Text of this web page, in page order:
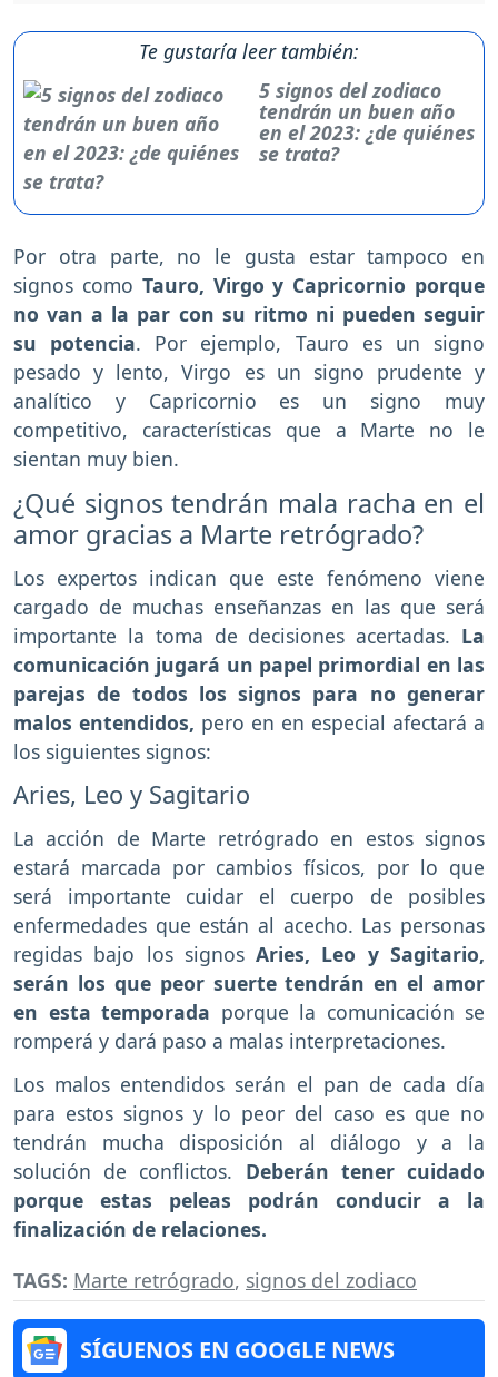
Te gustaría leer también:
5 signos del zodiaco
tendrán un buen año
en el 2023: ¿de quiénes
se trata?
Por otra parte, no le gusta estar tampoco en
signos como Tauro, Virgo y Capricornio porque
no van a la par con su ritmo ni pueden seguir
su potencia. Por ejemplo, Tauro es un signo
pesado y lento, Virgo es un signo prudente y
analítico y Capricornio es un signo muy
competitivo, características que a Marte no le
sientan muy bien.
¿Qué signos tendrán mala racha en el
amor gracias a Marte retrógrado?
Los expertos indican que este fenómeno viene
cargado de muchas enseñanzas en las que será
importante la toma de decisiones acertadas. La
comunicación jugará un papel primordial en las
parejas de todos los signos para no generar
malos entendidos, pero en en especial afectará a
los siguientes signos:
Aries, Leo y Sagitario
La acción de Marte retrógrado en estos signos
estará marcada por cambios físicos, por lo que
será importante cuidar el cuerpo de posibles
enfermedades que están al acecho. Las personas
regidas bajo los signosAries, Leo y Sagitario,
serán los que peor suerte tendrán en el amor
en esta temporada porque la comunicación se
romperá y dará paso a malas interpretaciones.
Los malos entendidos serán el pan de cada día
para estos signos y lo peor del caso es que no
tendrán mucha disposición al diálogo y a la
solución de conflictos. Deberán tener cuidado
porque estas peleas podrán conducir a la
finalización de relaciones.
TAGS: Marte retrógrado, signos del zodiaco
SÍGUENOS EN GOOGLE NEWS